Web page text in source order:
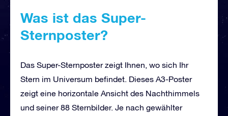
Was ist das Super-
Sternposter?
Das Super-Sternposter zeigt Ihnen, wo sich Ihr
Stern im Universum befindet. Dieses A3-Poster
zeigt eine horizontale Ansicht des Nachthimmels
und seiner 88 Sternbilder. Je nach gewählter